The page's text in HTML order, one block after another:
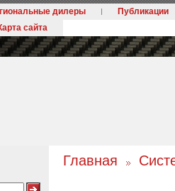
дилеры
Публикации
сайта
Главная